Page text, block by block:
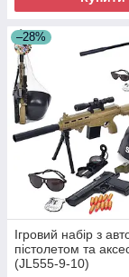
–28%
Ігровий набір з
пістолетом та
(JL555-9-10)